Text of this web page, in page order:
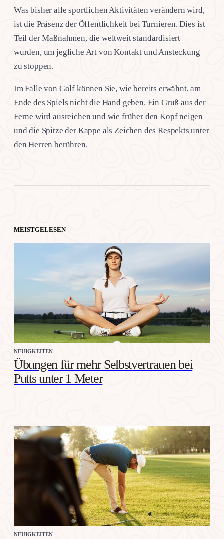
Was bisher alle sportlichen Aktivitäten verändern wird,
ist die Präsenz der Öffentlichkeit bei Turnieren. Dies ist
Teil der Maßnahmen, die weltweit standardisiert
wurden, um jegliche Art von Kontakt und Ansteckung
zu stoppen.
Im Falle von Golf können Sie, wie bereits erwähnt, am
Ende des Spiels nicht die Hand geben. Ein Gruß aus der
Ferne wird ausreichen und wie früher den Kopf neigen
und die Spitze der Kappe als Zeichen des Respekts unter
den Herren berühren.
MEISTGELESEN
NEUIGKEITEN
Übungen für mehr Selbstvertrauen bei
Putts unter 1 Meter
NEUIGKEITEN